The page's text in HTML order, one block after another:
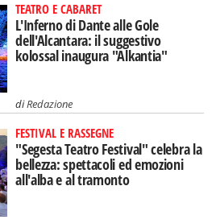
TEATRO E CABARET
L'Inferno di Dante alle Gole
dell'Alcantara: il suggestivo
kolossal inaugura "Alkantia"
diRedazione
FESTIVAL E RASSEGNE
"Segesta Teatro Festival" celebra la
bellezza: spettacoli ed emozioni
all'alba e al tramonto